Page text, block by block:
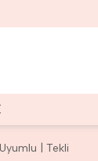
| Tekli